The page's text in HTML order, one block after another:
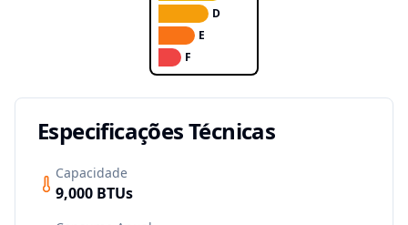
D
E
F
Especificações Técnicas
Capacidade
9,000 BTUs